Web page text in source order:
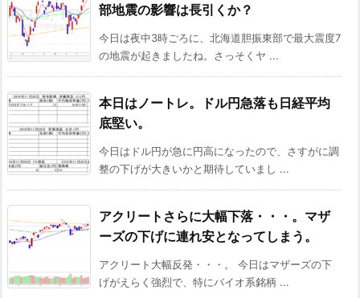
部地震の影響は長引くか？
今日は夜中3時ごろに、北海道胆振東部で最大震度7
の地震が起きましたね。さっそくヤ ...
本日はノートレ。ドル円急落も日経平均
底堅い。
今日はドル円が急に円高になったので、さすがに調
整の下げが大きいかと期待していまし ...
アクリートさらに大幅下落・・・。マザ
ーズの下げに連れ安となってしまう。
アクリート大幅反発・・・。 今日はマザーズの下
げがえらく強烈で、特にバイオ系銘柄 ...